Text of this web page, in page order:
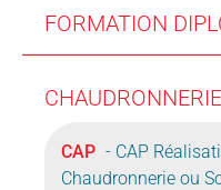
FORMATION
CHAUDRONNERIE
CAP - CAP
Chaudronnerie ou